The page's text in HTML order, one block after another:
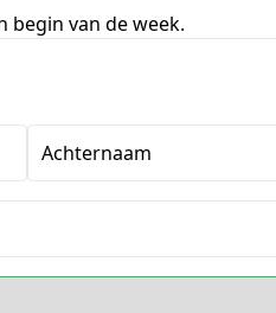
begin van de week.
Achternaam